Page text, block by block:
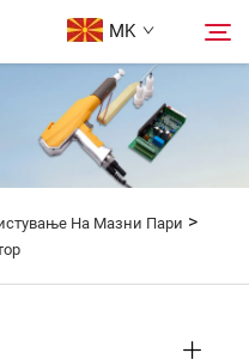
MK
Пребарување
На Мазни Пари >